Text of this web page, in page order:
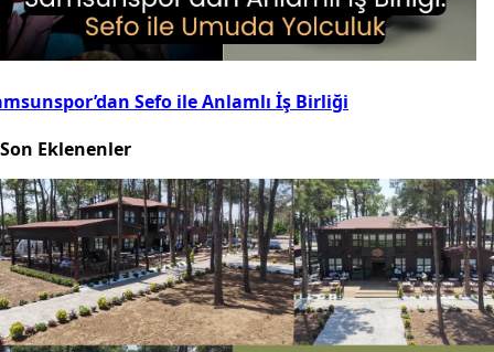
Sefo ile Anlamlı İş Birliği
Son Eklenenler